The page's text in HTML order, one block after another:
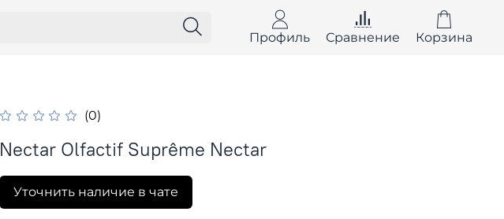
Профиль Сравнение Корзина
(0)
Nectar Olfactif Suprême Nectar
Уточнить наличие в чате